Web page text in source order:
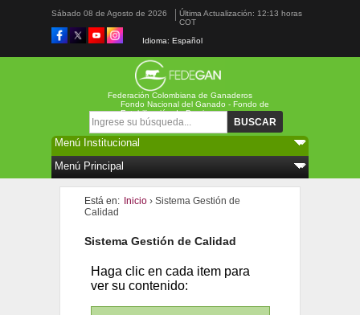
Sábado 08 de Agosto de 2026
Última Actualización: 12:13 horas
COT
Idioma: Español
Federación Colombiana de Ganaderos
Formulario de búsqueda
Fondo Nacional del Ganado - Fondo de
Estabilización de Precios
Está en: Inicio› Sistema Gestión de
Calidad
Sistema Gestión de Calidad